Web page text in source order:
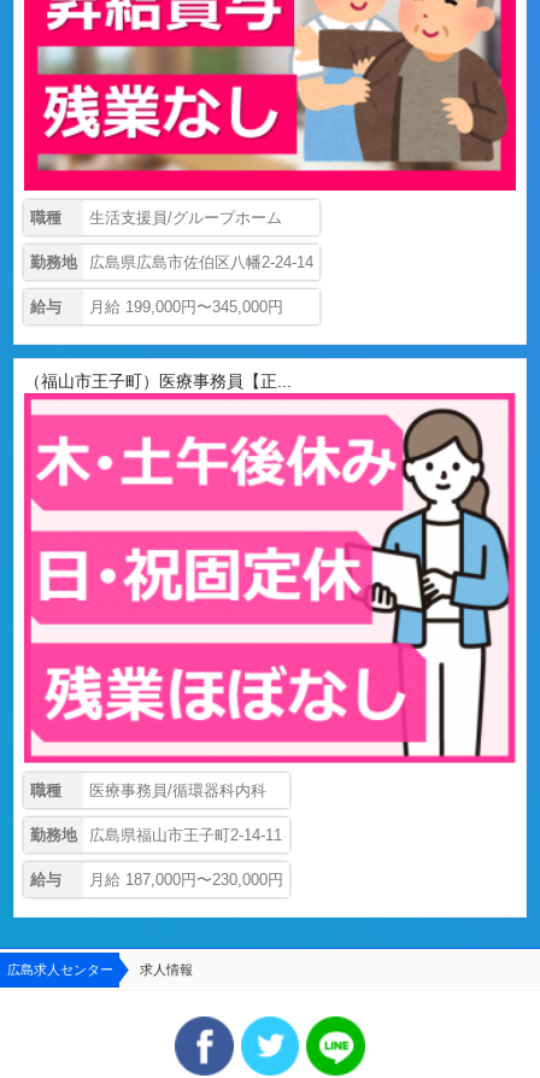
職種 生活支援員/グループホーム
勤務地 広島県広島市佐伯区八幡2-24-14
給与 月給 199,000円〜345,000円
（福山市王子町）医療事務員【正...
職種 医療事務員/循環器科内科
勤務地 広島県福山市王子町2-14-11
給与 月給 187,000円〜230,000円
広島求人センター 求人情報